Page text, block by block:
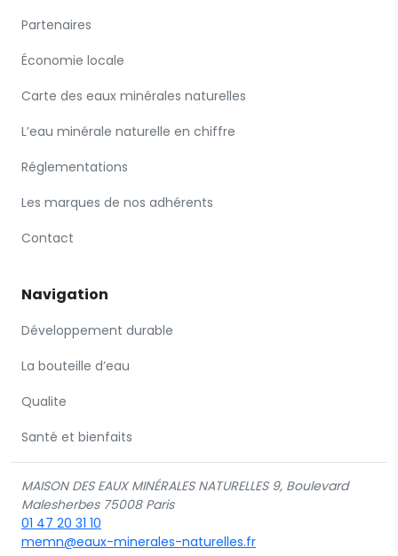
Partenaires
Économie locale
Carte des eaux minérales naturelles
L’eau minérale naturelle en chiffre
Réglementations
Les marques de nos adhérents
Contact
Navigation
Développement durable
La bouteille d’eau
Qualite
Santé et bienfaits
MAISON DES EAUX MINÉRALES NATURELLES 9, Boulevard
Malesherbes 75008 Paris
01 47 20 31 10
memn@eaux-minerales-naturelles.fr